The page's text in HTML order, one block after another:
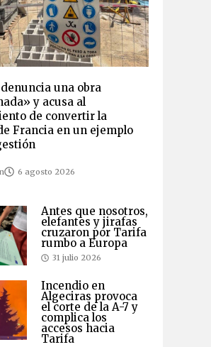
una obra
y acusa al
de convertir la
Francia en un ejemplo
6 agosto 2026
Antes que nosotros,
elefantes y jirafas
cruzaron por Tarifa
rumbo a Europa
31 julio 2026
Incendio en
Algeciras provoca
el corte de la A-7 y
complica los
accesos hacia
Tarifa